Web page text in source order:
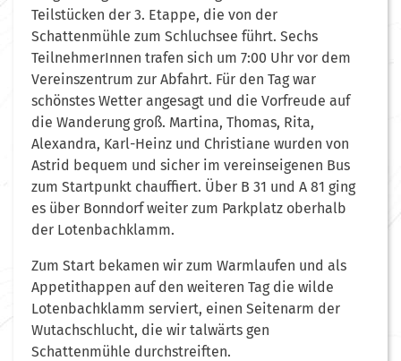
Teilstücken der 3. Etappe, die von der
Schattenmühle zum Schluchsee führt. Sechs
TeilnehmerInnen trafen sich um 7:00 Uhr vor dem
Vereinszentrum zur Abfahrt. Für den Tag war
schönstes Wetter angesagt und die Vorfreude auf
die Wanderung groß. Martina, Thomas, Rita,
Alexandra, Karl-Heinz und Christiane wurden von
Astrid bequem und sicher im vereinseigenen Bus
zum Startpunkt chauffiert. Über B 31 und A 81 ging
es über Bonndorf weiter zum Parkplatz oberhalb
der Lotenbachklamm.
Zum Start bekamen wir zum Warmlaufen und als
Appetithappen auf den weiteren Tag die wilde
Lotenbachklamm serviert, einen Seitenarm der
Wutachschlucht, die wir talwärts gen
Schattenmühle durchstreiften.